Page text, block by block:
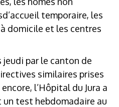
temporaire, les
domicile et les centres
jeudi par le canton de
similaires prises
l’Hôpital du Jura a
un test hebdomadaire au